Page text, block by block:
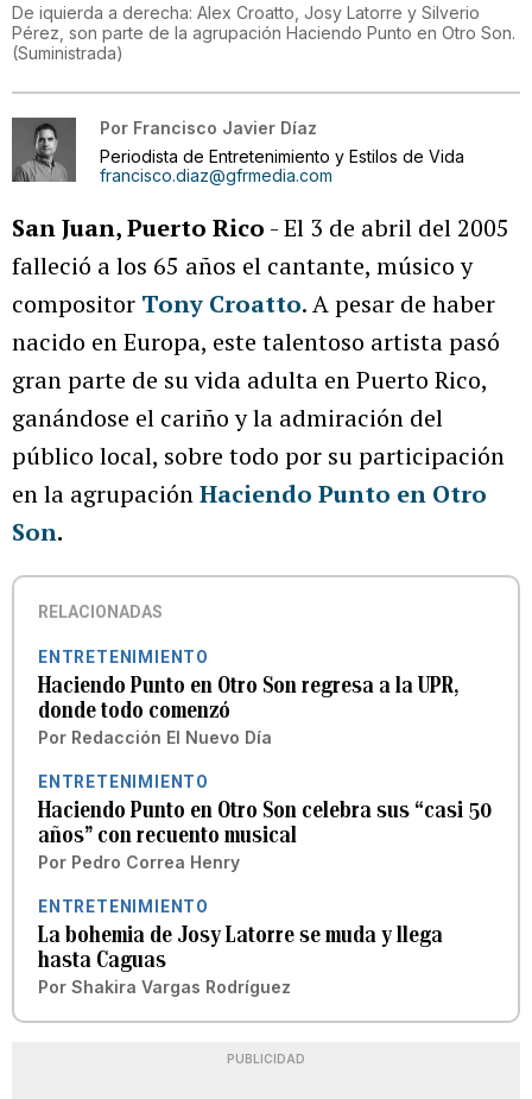
De iquierda a derecha: Alex Croatto, Josy Latorre y Silverio
Pérez, son parte de la agrupación Haciendo Punto en Otro Son.
(Suministrada)
Por Francisco Javier Díaz
Periodista de Entretenimiento y Estilos de Vida
francisco.diaz@gfrmedia.com
San Juan, Puerto Rico - El 3 de abril del 2005
falleció a los 65 años el cantante, músico y
compositor Tony Croatto. A pesar de haber
nacido en Europa, este talentoso artista pasó
gran parte de su vida adulta en Puerto Rico,
ganándose el cariño y la admiración del
público local, sobre todo por su participación
en la agrupaciónHaciendo Punto en Otro
Son.
RELACIONADAS
ENTRETENIMIENTO
Haciendo Punto en Otro Son regresa a la UPR,
donde todo comenzó
Por Redacción El Nuevo Día
ENTRETENIMIENTO
Haciendo Punto en Otro Son celebra sus “casi 50
años” con recuento musical
Por Pedro Correa Henry
ENTRETENIMIENTO
La bohemia de Josy Latorre se muda y llega
hasta Caguas
Por Shakira Vargas Rodríguez
PUBLICIDAD